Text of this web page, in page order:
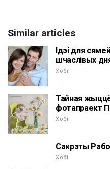
Similar articles
Ідэі для
шчаслівых
Хобі
Тайная
фотапраект
Хобі
Сакрэты
Хобі